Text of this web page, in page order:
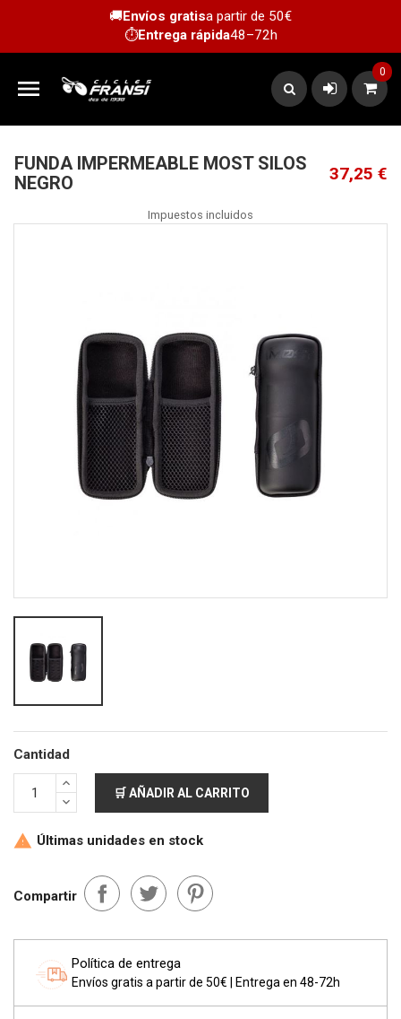
🚚Envíos gratisa partir de 50€
⏱️Entrega rápida48–72h

0
FUNDA IMPERMEABLE MOST SILOS
NEGRO
37,25 €
Impuestos incluidos
Cantidad
🛒 AÑADIR AL CARRITO
 Últimas unidades en stock
Compartir
Política de entrega
Envíos gratis a partir de 50€ | Entrega en 48-72h